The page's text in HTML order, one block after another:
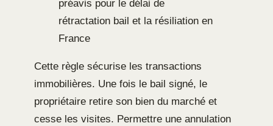
préavis pour le délai de
rétractation bail et la résiliation en
France
Cette règle sécurise les transactions
immobilières. Une fois le bail signé, le
propriétaire retire son bien du marché et
cesse les visites. Permettre une annulation